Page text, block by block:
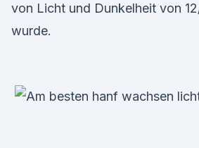
von Licht und Dunkelheit von
wurde.